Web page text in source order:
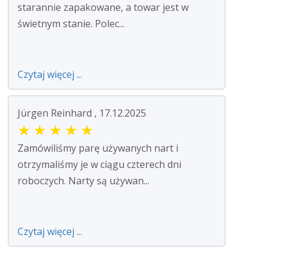
starannie zapakowane, a towar jest w
świetnym stanie. Polec...
Czytaj więcej ...
Jürgen Reinhard , 17.12.2025
★ ★ ★ ★ ★
Zamówiliśmy parę używanych nart i
otrzymaliśmy je w ciągu czterech dni
roboczych. Narty są używan...
Czytaj więcej ...